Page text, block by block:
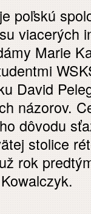
poľskú
viacerých
Marie
David
názorov.
dôvodu
stolice
rok